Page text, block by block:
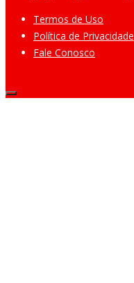
Termos de Uso
Política de Privacidade
Fale Conosco